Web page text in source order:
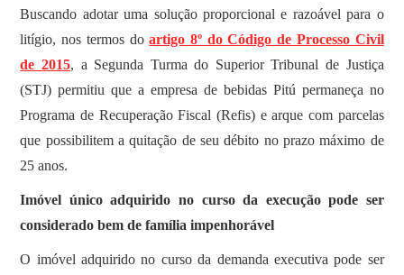
​Buscando adotar uma solução proporcional e razoável para o
litígio, nos termos doartigo 8º do Código de Processo Civil
de 2015, a Segunda Turma do Superior Tribunal de Justiça
(STJ) permitiu que a empresa de bebidas Pitú permaneça no
Programa de Recuperação Fiscal (Refis) e arque com parcelas
que possibilitem a quitação de seu débito no prazo máximo de
25 anos.
Imóvel único adquirido no curso da execução pode ser
considerado bem de família impenhorável
​O imóvel adquirido no curso da demanda executiva pode ser